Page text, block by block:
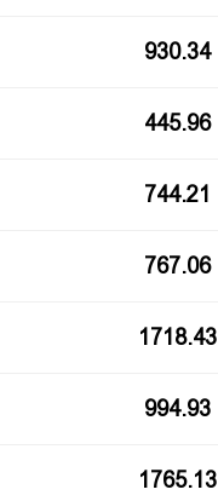
930.34
445.96
744.21
767.06
1718.43
994.93
1765.13